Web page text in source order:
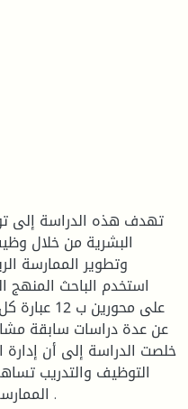
تهدف هذه الدراسة إلى
البشرية من خلال
وتطوير الممارسة
استخدم الباحث المنهج
عن عدة دراسات سابقة
خلصت الدراسة إلى أن
التوظيف والتدريب
الممارسة الرياضية بقطاع الحماية المدنية .